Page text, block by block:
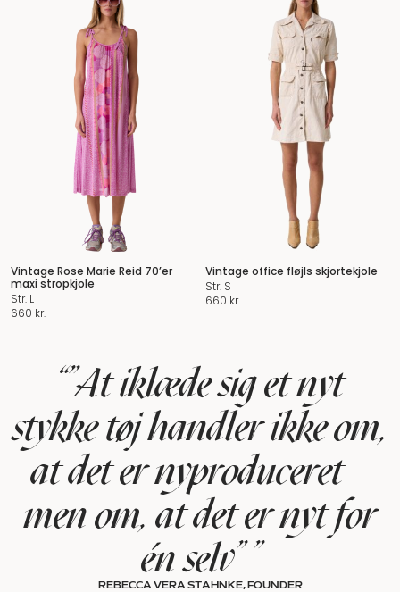
Vintage Rose Marie Reid 70’er
maxi stropkjole
Str. L
660 kr.
Vintage office fløjls skjortekjole
Str. S
660 kr.
“”At iklæde sig et nyt
stykke tøj handler ikke om,
at det er nyproduceret –
men om, at det er nyt for
én selv” ”
REBECCA VERA STAHNKE, FOUNDER